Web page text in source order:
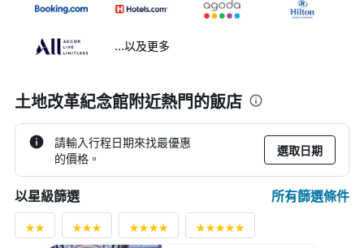
...以及更多
土地改革紀念館附近熱門的飯店
請輸入行程日期來找最優惠
的價格。
選取日期
以星級篩選 所有篩選條件